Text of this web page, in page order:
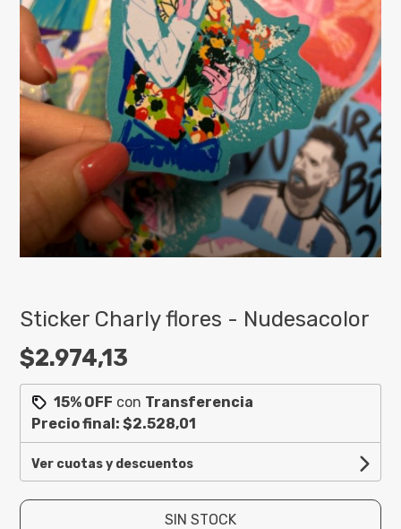
Sticker Charly flores - Nudesacolor
$2.974,13
15% OFF con Transferencia
Precio final:$2.528,01
Ver cuotas y descuentos
SIN STOCK